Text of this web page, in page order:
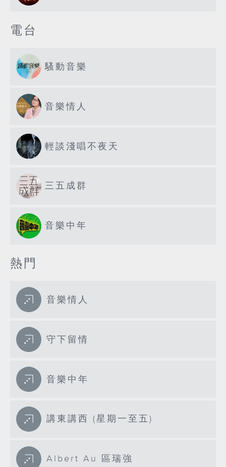
電台
騷動音樂
音樂情人
輕談淺唱不夜天
三五成群
音樂中年
熱門
音樂情人
守下留情
音樂中年
講東講西 (星期一至五)
Albert Au 區瑞強